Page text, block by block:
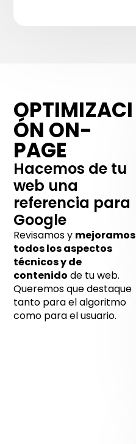
OPTIMIZACI
ÓN ON-
PAGE
Hacemos de tu
web una
referencia para
Google
Revisamos y mejoramos
todos los aspectos
técnicos y de
contenido de tu web.
Queremos que destaque
tanto para el algoritmo
como para el usuario.